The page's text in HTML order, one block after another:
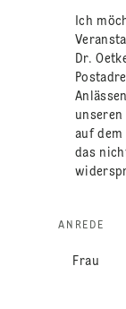
Ich
Dr.
auf dem
das
ANREDE